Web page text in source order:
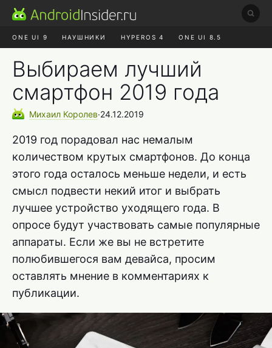
ONE UI 9 НАУШНИКИ HYPEROS 4 ONE UI 8.5
ROBLOX ЧАТ
Выбираем лучший
смартфон 2019 года
Михаил Королев∙24.12.2019
2019 год порадовал нас немалым
количеством крутых смартфонов. До конца
этого года осталось меньше недели, и есть
смысл подвести некий итог и выбрать
лучшее устройство уходящего года. В
опросе будут участвовать самые популярные
аппараты. Если же вы не встретите
полюбившегося вам девайса, просим
оставлять мнение в комментариях к
публикации.